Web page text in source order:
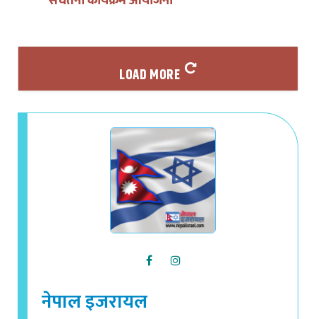
LOAD MORE
नेपाल इजरायल